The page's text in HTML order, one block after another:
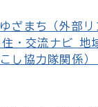
ざまち（外部リ
住・交流ナビ 地
し協力隊関係）